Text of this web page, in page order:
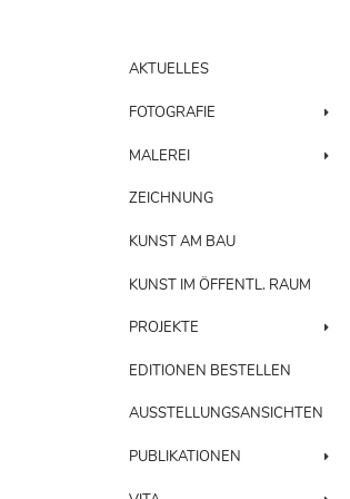
AKTUELLES
FOTOGRAFIE
MALEREI
ZEICHNUNG
KUNST AM BAU
KUNST IM ÖFFENTL. RAUM
PROJEKTE
EDITIONEN BESTELLEN
AUSSTELLUNGSANSICHTEN
PUBLIKATIONEN